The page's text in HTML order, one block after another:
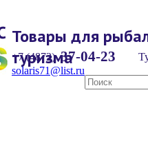
Товары для
туризма
+7 (4872) 37-04-23
solaris71@list.ru